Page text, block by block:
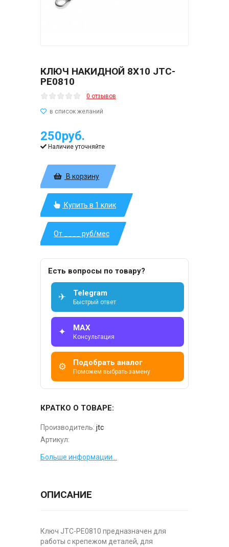
КЛЮЧ НАКИДНОЙ 8Х10 JTC-
PE0810
0 отзывов
250руб.
Наличие уточняйте
В корзину
Купить в 1 клик
От ____ руб/мес
Есть вопросы по товару?
✈ Telegram
Быстрый ответ
✦ MAX
Консультация
⚙ Подобрать аналог
Поможем выбрать замену
КРАТКО О ТОВАРЕ:
Производитель: jtc
Артикул:
Больше информации...
ОПИСАНИЕ
Ключ JTC-PE0810 предназначен для
работы с крепежом деталей, для